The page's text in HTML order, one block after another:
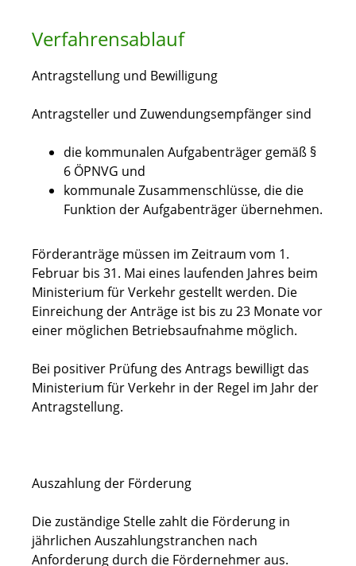
Verfahrensablauf
Antragstellung und Bewilligung
Antragsteller und Zuwendungsempfänger sind
die kommunalen Aufgabenträger gemäß §
6 ÖPNVG und
kommunale Zusammenschlüsse, die die
Funktion der Aufgabenträger übernehmen.
Förderanträge müssen im Zeitraum vom 1.
Februar bis 31. Mai eines laufenden Jahres beim
Ministerium für Verkehr gestellt werden. Die
Einreichung der Anträge ist bis zu 23 Monate vor
einer möglichen Betriebsaufnahme möglich.
Bei positiver Prüfung des Antrags bewilligt das
Ministerium für Verkehr in der Regel im Jahr der
Antragstellung.
Auszahlung der Förderung
Die zuständige Stelle zahlt die Förderung in
jährlichen Auszahlungstranchen nach
Anforderung durch die Fördernehmeraus.